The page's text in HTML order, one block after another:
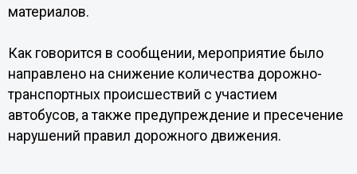
материалов.
Как говорится в сообщении, мероприятие было
направлено на снижение количества дорожно-
транспортных происшествий с участием
автобусов, а также предупреждение и пресечение
нарушений правил дорожного движения.